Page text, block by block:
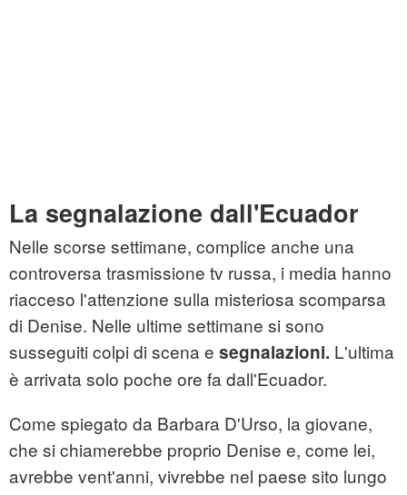
La segnalazione dall'Ecuador
Nelle scorse settimane, complice anche una
controversa trasmissione tv russa, i media hanno
riacceso l'attenzione sulla misteriosa scomparsa
di Denise. Nelle ultime settimane si sono
susseguiti colpi di scena e segnalazioni. L'ultima
è arrivata solo poche ore fa dall'Ecuador.
Come spiegato da Barbara D'Urso, la giovane,
che si chiamerebbe proprio Denise e, come lei,
avrebbe vent'anni, vivrebbe nel paese sito lungo